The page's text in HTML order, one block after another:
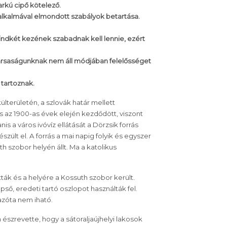
cipő kötelező.
elmondott szabályok betartása.
kezének szabadnak kell lennie, ezért
nem áll módjában felelősséget
a szlovák határ mellett
az 1900-as évek elején kezdődött, viszont
a város ivóvíz ellátását a Dörzsik forrás
el. A forrás a mai napig folyik és egyszer
szobor helyén állt. Ma a katolikus
és a helyére a Kossuth szobor került.
eredeti tartó oszlopot használták fel.
nem iható.
hogy a sátoraljaújhelyi lakosok